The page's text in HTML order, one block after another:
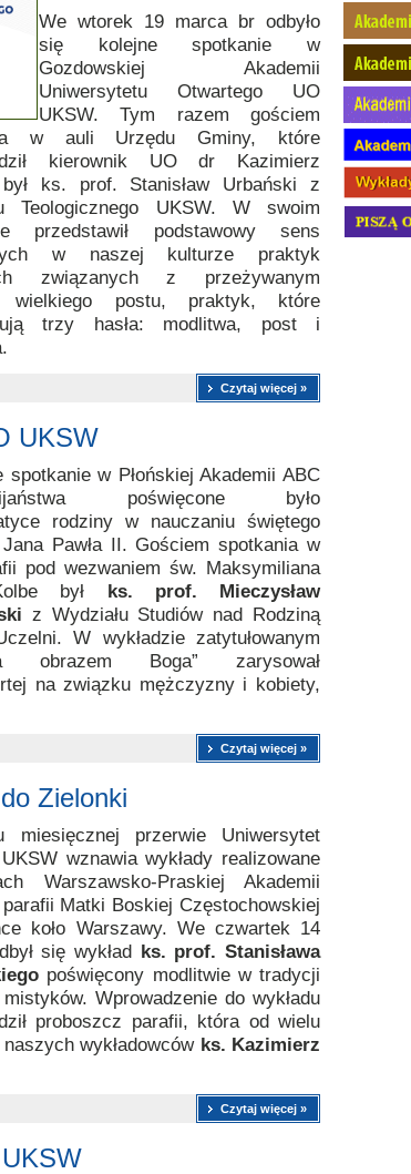
We wtorek 19 marca br odbyło
się kolejne spotkanie w
Gozdowskiej Akademii
Uniwersytetu Otwartego UO
UKSW. Tym razem gościem
w auli Urzędu Gminy, które
kierownik UO dr Kazimierz
był ks. prof. Stanisław Urbański z
Teologicznego UKSW. W swoim
przedstawił podstawowy sens
w naszej kulturze praktyk
związanych z przeżywanym
wielkiego postu, praktyk, które
trzy hasła: modlitwa, post i
Czytaj więcej »
UKSW
spotkanie w Płońskiej Akademii ABC
poświęcone było
rodziny w nauczaniu świętego
Pawła II. Gościem spotkania w
pod wezwaniem św. Maksymiliana
był ks. prof. Mieczysław
z Wydziału Studiów nad Rodziną
W wykładzie zatytułowanym
obrazem Boga” zarysował
na związku mężczyzny i kobiety,
Czytaj więcej »
Zielonki
miesięcznej przerwie Uniwersytet
wznawia wykłady realizowane
Warszawsko-Praskiej Akademii
Matki Boskiej Częstochowskiej
koło Warszawy. We czwartek 14
się wykład ks. prof. Stanisława
poświęcony modlitwie w tradycji
Wprowadzenie do wykładu
proboszcz parafii, która od wielu
wykładowców ks. Kazimierz
Czytaj więcej »